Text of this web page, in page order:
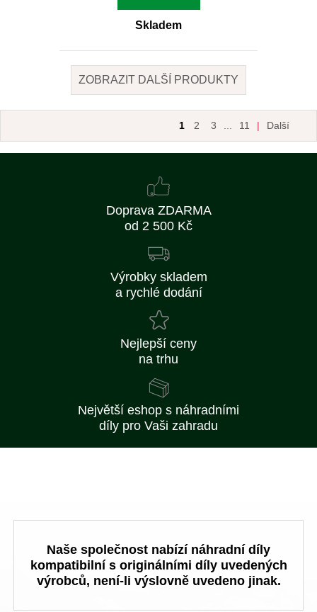
Skladem
ZOBRAZIT DALŠÍ PRODUKTY
1 2 3 11 | Další
Doprava ZDARMA
od 2 500 Kč
Výrobky skladem
a rychlé dodání
Nejlepší ceny
na trhu
Největší eshop s náhradními
díly pro Vaši zahradu
Naše společnost nabízí náhradní díly
kompatibilní s originálními díly uvedených
výrobců, není-li výslovně uvedeno jinak.